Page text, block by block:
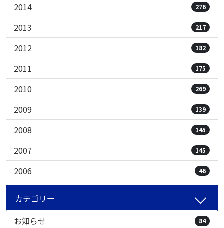
2014 276
2013 217
2012 182
2011 175
2010 269
2009 139
2008 145
2007 145
2006 46
カテゴリー
お知らせ
84